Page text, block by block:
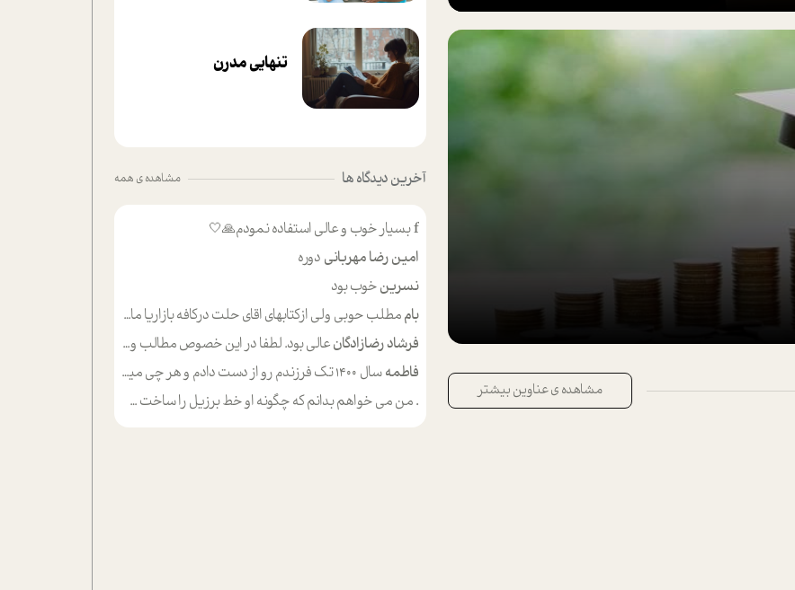
مشاهده ی عناوین بیشتر
تنهایی مدرن
آخرین دیدگاه ها مشاهده ی همه
fبسیار خوب و عالی استفاده نمودم🙏🤍
امین رضا مهربانی دوره
نسرینخوب بود
باممطلب حوبی ولی ازکتابهای اقای حلت درکافه بازاریا مایکت میزاشتن رایگان خوب بود ولی هرکدام خلاصه شده ش تومجله از طریق سایت هم خوبه اینکه درزیر اخرصفحه گذاشته شده خب ادم خبره میره نصب میکنه میخونه ولی هرکسی گوشیش ظرفیتش نداره باتشکر
فرشاد رضازادگانعالی بود. لطفا در این خصوص مطالب و مثال های بیشتر ی ارایه دهید
فاطمهسال ۱۴۰۰ تک فرزندم رو از دست دادم و هر چی میگذره حالم بدتر میشه و دلتنگتر تنایی رو ترجیح دادم و معاشرت برام سخت شده
.من می خواهم بدانم که چگونه او خط برزیل را ساخت چگونه با چه چیز هایی